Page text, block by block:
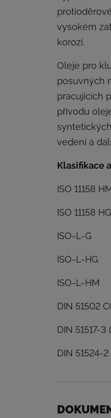
vysokém
korozí.
Oleje pro
posuvných
pracujících
přívodu
vedení a
Klasifikace
ISO 11158
ISO 11158 HG
ISO-L-G
ISO-L-HG
ISO-L-HM
DIN 51502
DIN 51517-3
DIN 51524-2